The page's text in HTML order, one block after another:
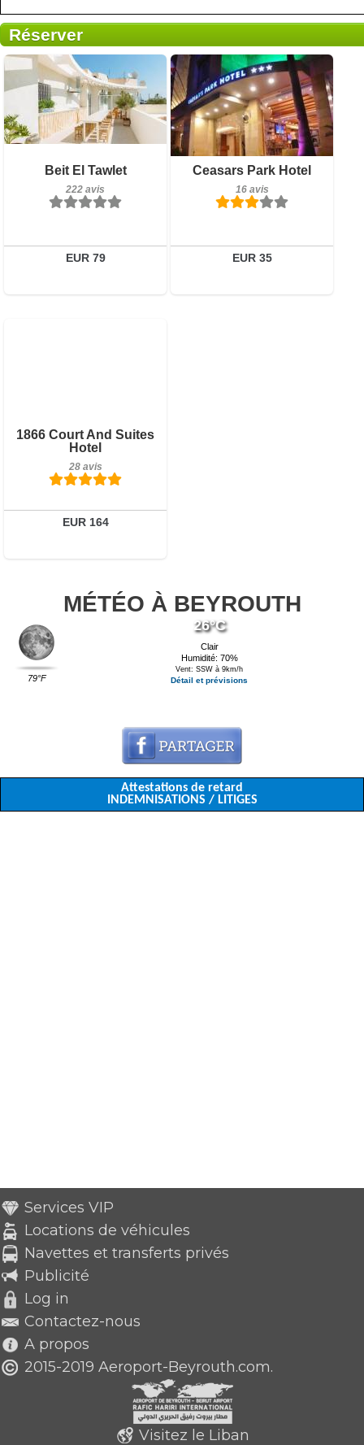
Réserver
Beit El Tawlet
222 avis
EUR 79
Petit-déjeuner inclus
222 avis
Réserver
Ceasars Park Hotel
16 avis
EUR 35
16 avis
Détails
Réserver
1866 Court And Suites
Hotel
28 avis
EUR 164
Détails
Réserver
MÉTÉO À BEYROUTH
79°F
26°C
Clair
Humidité: 70%
Vent: SSW à 9km/h
Détail et prévisions
Attestations de retard
INDEMNISATIONS / LITIGES
Services VIP
Locations de véhicules
Navettes et transferts privés
Publicité
Log in
Contactez-nous
A propos
2015-2019 Aeroport-Beyrouth.com.
Visitez le Liban